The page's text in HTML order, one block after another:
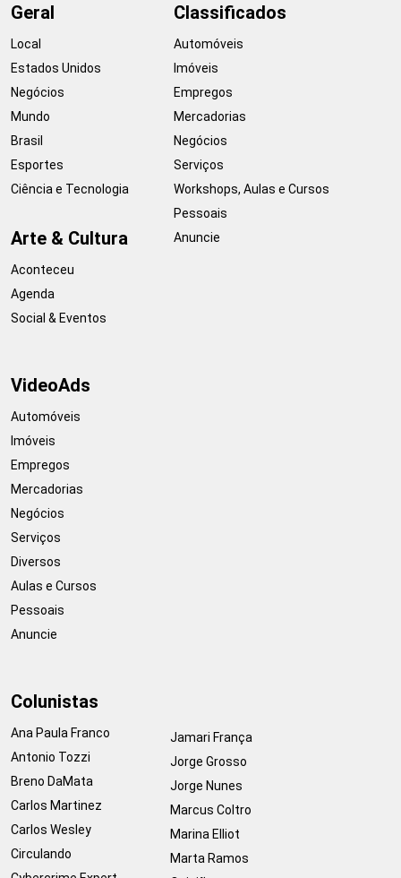
Geral
Local
Estados Unidos
Negócios
Mundo
Brasil
Esportes
Ciência e Tecnologia
Arte & Cultura
Aconteceu
Agenda
Social & Eventos
Classificados
Automóveis
Imóveis
Empregos
Mercadorias
Negócios
Serviços
Workshops, Aulas e Cursos
Pessoais
Anuncie
VideoAds
Automóveis
Imóveis
Empregos
Mercadorias
Negócios
Serviços
Diversos
Aulas e Cursos
Pessoais
Anuncie
Colunistas
Ana Paula Franco
Antonio Tozzi
Breno DaMata
Carlos Martinez
Carlos Wesley
Circulando
Jamari França
Jorge Grosso
Jorge Nunes
Marcus Coltro
Marina Elliot
Marta Ramos